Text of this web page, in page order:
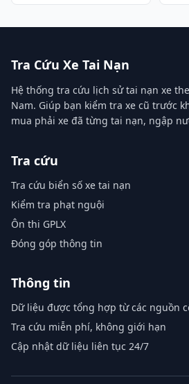
Tra Cứu Xe Tai Nạn
Hệ thống tra cứu lịch sử tai nạn xe
Nam. Giúp bạn kiểm tra xe cũ trước
mua phải xe đã từng tai nạn, ngập
Tra cứu
Tra cứu biển số xe tai nạn
Kiểm tra phạt nguội
Ôn thi GPLX
Đóng góp thông tin
Thông tin
Dữ liệu được tổng hợp từ các nguồn
Tra cứu miễn phí, không giới hạn
Cập nhật dữ liệu liên tục 24/7